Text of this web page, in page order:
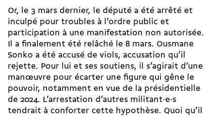
Or, le 3 mars dernier, le député a été arrêté et
inculpé pour troubles à l’ordre public et
participation à une manifestation non autorisée.
Il a finalement été relâché le 8 mars. Ousmane
Sonko a été accusé de viols, accusation qu’il
rejette. Pour lui et ses soutiens, il s’agirait d’une
manœuvre pour écarter une figure qui gêne le
pouvoir, notamment en vue de la présidentielle
de 2024. L’arrestation d’autres militant·e·s
tendrait à conforter cette hypothèse. Quoi qu’il